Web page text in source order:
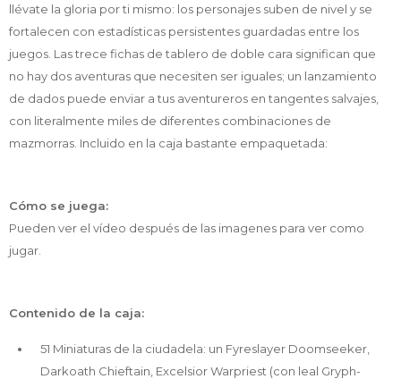
llévate la gloria por ti mismo: los personajes suben de nivel y se
fortalecen con estadísticas persistentes guardadas entre los
juegos. Las trece fichas de tablero de doble cara significan que
no hay dos aventuras que necesiten ser iguales; un lanzamiento
de dados puede enviar a tus aventureros en tangentes salvajes,
con literalmente miles de diferentes combinaciones de
mazmorras. Incluido en la caja bastante empaquetada:
Cómo se juega:
Pueden ver el vídeo después de las imagenes para ver como
jugar.
Contenido de la caja:
51 Miniaturas de la ciudadela: un Fyreslayer Doomseeker,
Darkoath Chieftain, Excelsior Warpriest (con leal Gryph-